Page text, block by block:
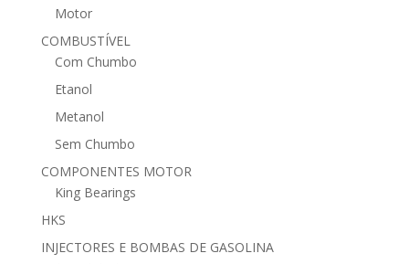
Motor
COMBUSTÍVEL
Com Chumbo
Etanol
Metanol
Sem Chumbo
COMPONENTES MOTOR
King Bearings
HKS
INJECTORES E BOMBAS DE GASOLINA